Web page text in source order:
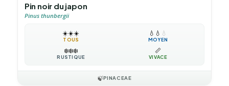
Pin noir du japon
Pinus thunbergii
☀️☀️☀️
TOUS
💧 💧 💧
MOYEN
❄️❄️❄️
RUSTIQUE
📏
VIVACE
🍃PINACEAE